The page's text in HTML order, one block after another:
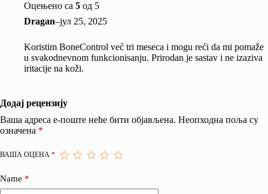
Оцењено са 5 од 5
Dragan–јул 25, 2025
Koristim BoneControl već tri meseca i mogu reći da mi pomaže
u svakodnevnom funkcionisanju. Prirodan je sastav i ne izaziva
iritacije na koži.
Додај рецензију
Ваша адреса е-поште неће бити објављена. Неопходна поља су
означена *
ВАША ОЦЕНА *
Name *